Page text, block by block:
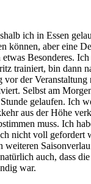
ich in Essen
können, aber eine
Besonderes.
trainiert, bin dann
vor der Veranstaltung
Selbst am
gelaufen. Ich
aus der Höhe
muss. Ich
nicht voll gefordert
weiteren
auch, dass
war.